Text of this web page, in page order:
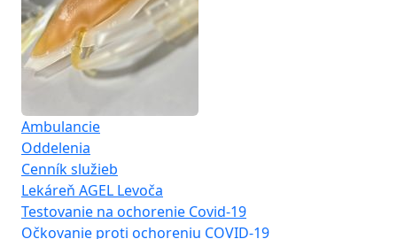
Ambulancie
Oddelenia
Cenník služieb
Lekáreň AGEL Levoča
Testovanie na ochorenie Covid-19
Očkovanie proti ochoreniu COVID-19